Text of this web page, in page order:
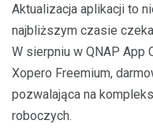
Aktualizacja aplikacji to
najbliższym czasie
W sierpniu w QNAP App
Xopero Freemium,
pozwalająca na
roboczych.